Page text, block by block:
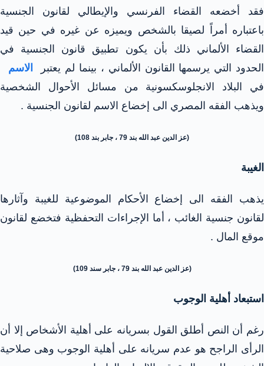
فقد أخضعه القضاء الفرنسي والإيطالي لقانون الجنسية
باعتباره أمراً لصيقا بالشخص ويميزه عن غيره في حين قيد
القضاء الألماني ذلك بأن يكون تطبيق قانون الجنسية في
الحدود التي يرسمها القانون الألماني ، بينما لم يعتبر
الاسم
في البلاد الانجلوسكسونية من مسائل الأحوال الشخصية
ويذهب الفقه المصري الى إخضاع الاسم لقانون الجنسية .
(عز الدين عبد الله بند 79 ، جابر بند 108)
الغيبة
يذهب الفقه الى إخضاع الأحكام الموضوعية للغيبة وآثارها
لقانون جنسية الغائب ، أما الإجراءات التحفظية فتخضع لقانون
موقع المال .
(عز الدين عبد الله بند 79 ، جابر سند 109)
استبعاد أهلية الوجوب
رغم أن النص أطلق القول بسريانه على أهلية الأشخاص إلا أن
الرأى الراجح هو عدم سريانه على أهلية الوجوب وهى صلاحية